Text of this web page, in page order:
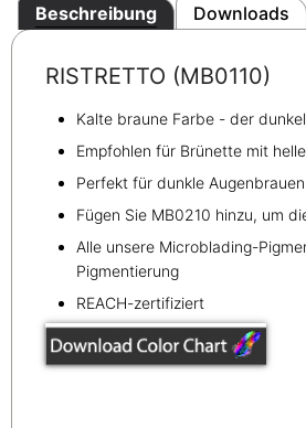
Beschreibung Downloads
RISTRETTO (MB0110)
Kalte braune Farbe - der
Empfohlen für Brünette mit
Perfekt für dunkle
Fügen Sie MB0210 hinzu, um
Alle unsere Microblading-
Pigmentierung
REACH-zertifiziert